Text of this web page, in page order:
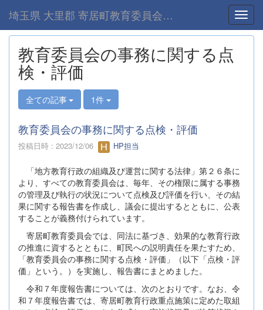
埼玉県 大里郡 寄居町教育委員会-home
教育委員会の事務に関する点
検・評価
全ての記事 1件
教育委員会の事務に関する点検・評価
投稿日時 : 2023/12/06 HP担当
「地方教育行政の組織及び運営に関する法律」第２６条に
より、すべての教育委員会は、毎年、その権限に属する事務
の管理及び執行の状況について点検及び評価を行い、その結
果に関する報告書を作成し、議会に提出するとともに、公表
することが義務付けられています。
寄居町教育委員会では、同法に基づき、効果的な教育行政
の推進に資するとともに、町民への説明責任を果たすため、
「教育委員会の事務に関する点検・評価」（以下「点検・評
価」という。）を実施し、報告書にまとめました。
令和７年度報告書については、次のとおりです。なお、令
和７年度報告書では、寄居町教育行政重点施策に定めた取組